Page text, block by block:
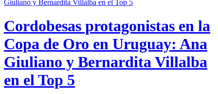
Cordobesas protagonistas en la
Copa de Oro en Uruguay: Ana
Giuliano y Bernardita Villalba
en el Top 5